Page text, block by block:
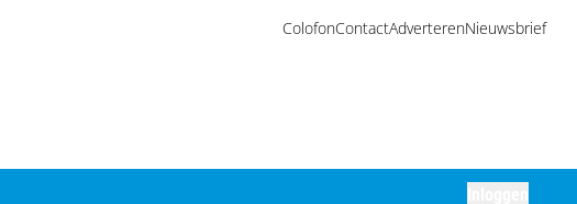
ColofonContactAdverterenNieuwsbrief